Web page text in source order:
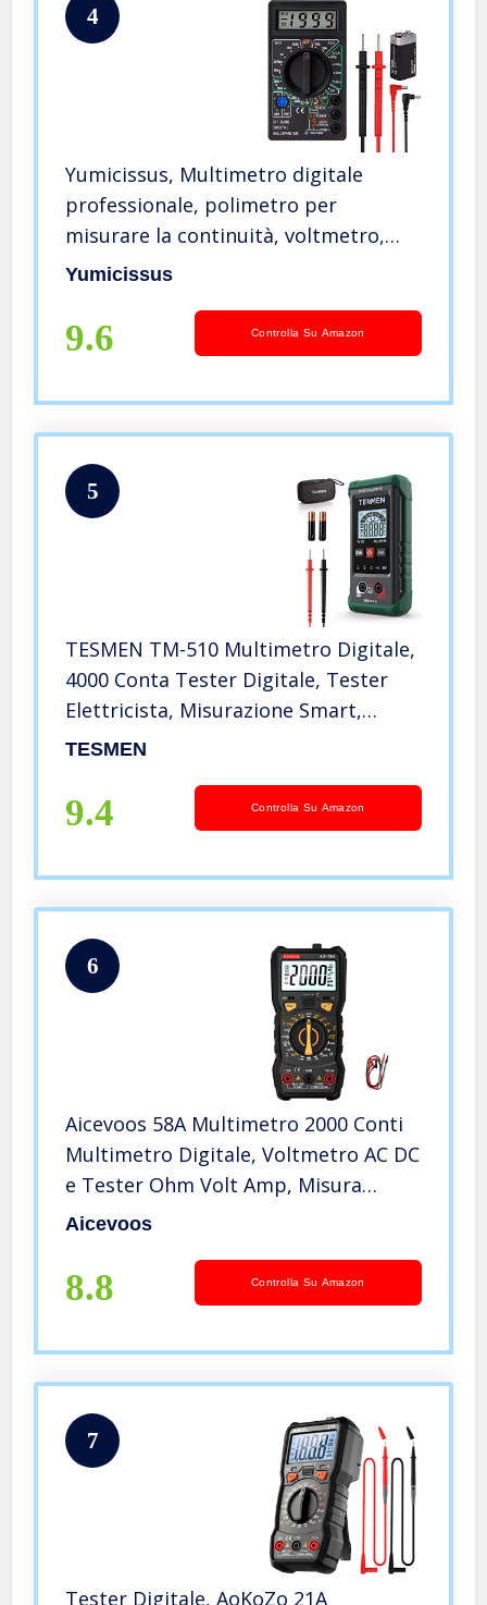
4
Yumicissus, Multimetro digitale
professionale, polimetro per
misurare la continuità, voltmetro,
amperometro, ohmmetro, tester di
e mini custodie
Yumicissus
9.6 Controlla Su Amazon
5
TESMEN TM-510 Multimetro Digitale,
4000 Conta Tester Digitale, Tester
Elettricista, Misurazione Smart,
Autoranging, Tensione Senza
Resistenza, Continuità – Verde
TESMEN
9.4 Controlla Su Amazon
6
Aicevoos 58A Multimetro 2000 Conti
Multimetro Digitale, Voltmetro AC DC
e Tester Ohm Volt Amp, Misura
Tensione, Corrente, Resistenza;
(corrente DC)
Aicevoos
8.8 Controlla Su Amazon
7
Tester Digitale, AoKoZo 21A